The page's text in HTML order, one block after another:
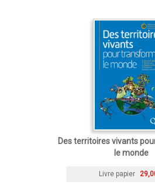
Des territoires vivants
le monde
Livre papier